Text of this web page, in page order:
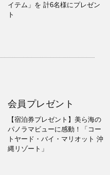
イテム」を 計6名様にプレゼン
ト
会員プレゼント
【宿泊券プレゼント】美ら海の
パノラマビューに感動！「コー
トヤード・バイ・マリオット 沖
縄リゾート」